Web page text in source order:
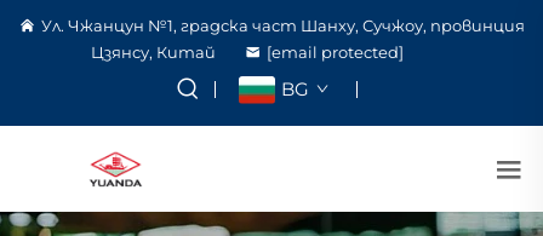
Ул. Чжанцун №1, градска част Шанху, Сучжоу, провинция
Цзянсу, Китай
[email protected]
BG